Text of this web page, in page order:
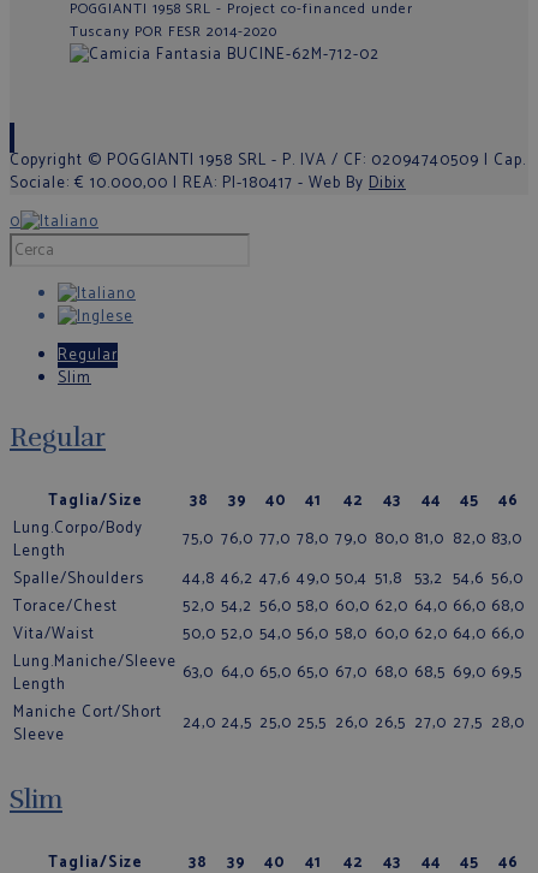
POGGIANTI 1958 SRL - Project co-financed under
Tuscany POR FESR 2014-2020
Copyright © POGGIANTI 1958 SRL - P. IVA / CF: 02094740509 | Cap.
Sociale: € 10.000,00 | REA: PI-180417 - Web By Dibix
0
Regular
Slim
Regular
Taglia/Size 38 39 40 41 42 43 44 45
46
Lung.Corpo/Body
Length
75,0 76,0 77,0 78,0 79,0 80,0 81,0 82,0 83,0
Spalle/Shoulders
44,8 46,2 47,6 49,0 50,4 51,8 53,2 54,6 56,0
Torace/Chest
52,0 54,2 56,0 58,0 60,0 62,0 64,0 66,0 68,0
Vita/Waist
50,0 52,0 54,0 56,0 58,0 60,0 62,0 64,0 66,0
Lung.Maniche/Sleeve
Length
63,0 64,0 65,0 65,0 67,0 68,0 68,5 69,0 69,5
Maniche Cort/Short
Sleeve
24,0 24,5 25,0 25,5 26,0 26,5 27,0 27,5 28,0
Slim
Taglia/Size 38 39 40 41 42 43 44 45 46